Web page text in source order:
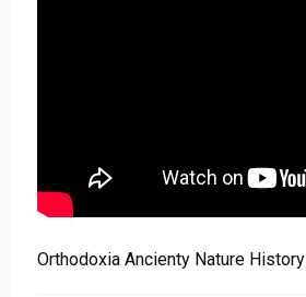
Orthodoxia Ancienty Nature History